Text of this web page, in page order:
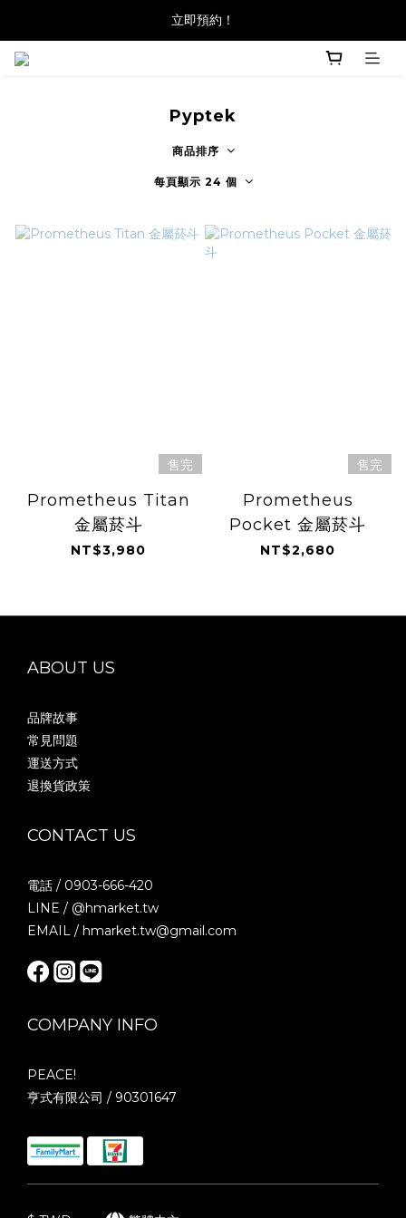
立即預約！
Pyptek
商品排序
每頁顯示 24 個
售完
Prometheus Titan
金屬菸斗
NT$3,980
售完
Prometheus
Pocket 金屬菸斗
NT$2,680
ABOUT US
品牌故事
常見問題
運送方式
退換貨政策
CONTACT US
電話 / 0903-666-420
LINE / @hmarket.tw
EMAIL / hmarket.tw@gmail.com
COMPANY INFO
PEACE!
亨式有限公司 / 90301647